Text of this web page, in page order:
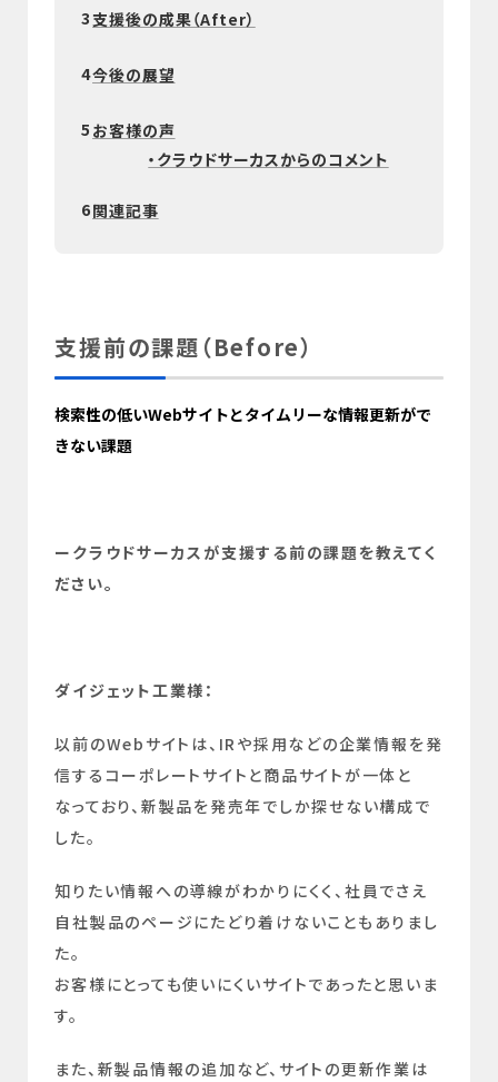
3支援後の成果（After）
4今後の展望
5 お客様の声
・クラウドサーカスからのコメント
6関連記事
支援前の課題（Before）
検索性の低いWebサイトとタイムリーな情報更新がで
きない課題
ークラウドサーカスが支援する前の課題を教えてく
ださい。
ダイジェット工業様：
以前のWebサイトは、IRや採用などの企業情報を発
信するコーポレートサイトと商品サイトが一体と
なっており、新製品を発売年でしか探せない構成で
した。
知りたい情報への導線がわかりにくく、社員でさえ
自社製品のページにたどり着けないこともありまし
た。
お客様にとっても使いにくいサイトであったと思いま
す。
また、新製品情報の追加など、サイトの更新作業は